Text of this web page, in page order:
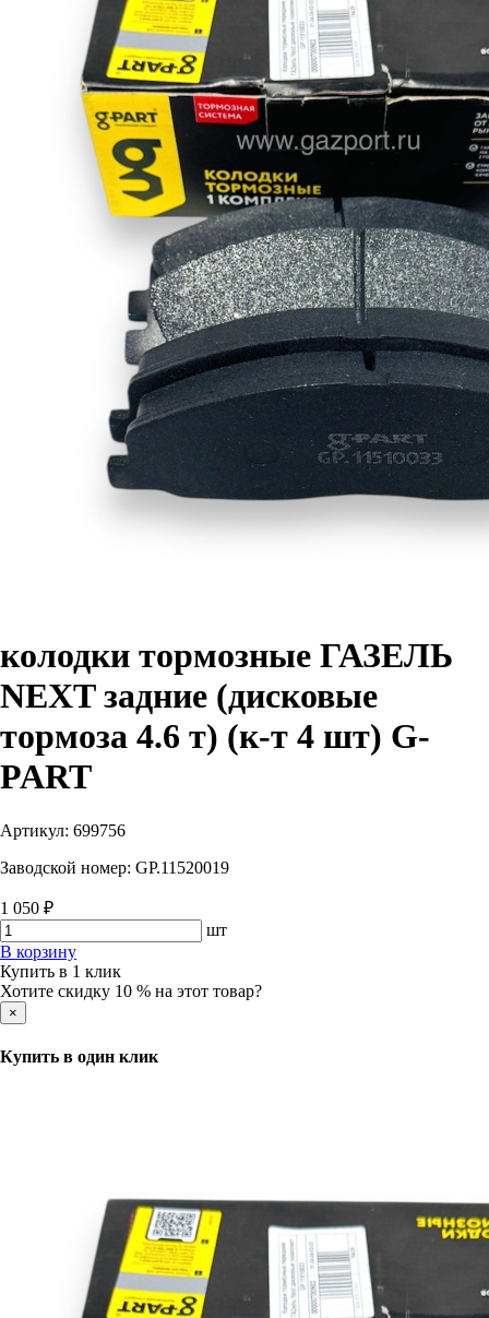
колодки тормозные ГАЗЕЛЬ
NEXT задние (дисковые
тормоза 4.6 т) (к-т 4 шт) G-
PART
Артикул: 699756
Заводской номер: GP.11520019
1 050 ₽
шт
В корзину
Купить в 1 клик
Хотите скидку 10 % на этот товар?
×
Купить в один клик